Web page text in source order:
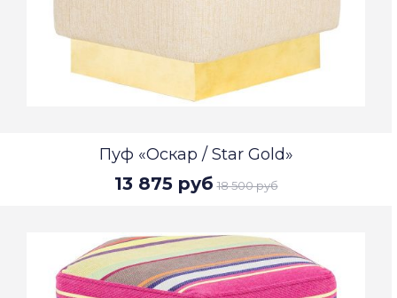
Пуф «Оскар / Star Gold»
13 875 руб 18 500 руб